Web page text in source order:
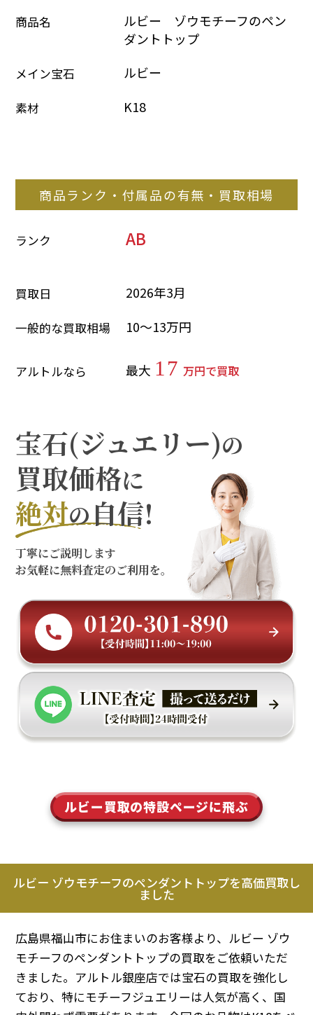
商品名
ルビー　ゾウモチーフのペン
ダントトップ
メイン宝石 ルビー
素材 K18
商品ランク・付属品の有無・買取相場
ランク AB
買取日 2026年3月
一般的な買取相場 10～13万円
アルトルなら 最大 17 万円で買取
宝石(ジュエリー)の
買取価格に
絶対の自信!
丁寧にご説明します
お気軽に無料査定のご利用を。
ルビー買取の特設ページに飛ぶ
ルビー ゾウモチーフのペンダントトップを高価買取し
ました
広島県福山市にお住まいのお客様より、ルビー ゾウ
モチーフのペンダントトップの買取をご依頼いただ
きました。アルトル銀座店では宝石の買取を強化し
ており、特にモチーフジュエリーは人気が高く、国